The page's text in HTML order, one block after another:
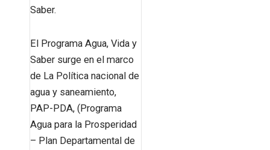
Saber.
El Programa Agua, Vida y
Saber surge en el marco
de La Política nacional de
agua y saneamiento,
PAP-PDA, (Programa
Agua para la Prosperidad
– Plan Departamental de